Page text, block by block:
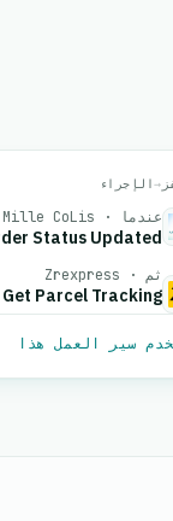
→الإجراء
عندما · Mille CoLis
Status Updated
ثم · Zrexpress
Get Parcel Tracking
سير العمل هذا